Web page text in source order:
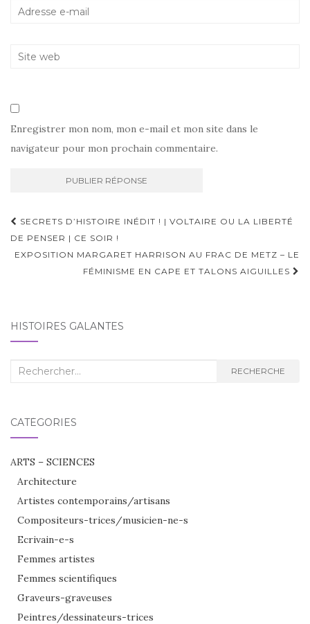
Enregistrer mon nom, mon e-mail et mon site dans le
navigateur pour mon prochain commentaire.
Navigation
d'article
SECRETS D’HISTOIRE INÉDIT !‎ | VOLTAIRE OU LA LIBERTÉ
DE PENSER | CE SOIR !
EXPOSITION MARGARET HARRISON AU FRAC DE METZ – LE
FÉMINISME EN CAPE ET TALONS AIGUILLES
HISTOIRES GALANTES
Recherche
RECHERCHE
CATÉGORIES
ARTS – SCIENCES
Architecture
Artistes contemporains/artisans
Compositeurs-trices/musicien-ne-s
Ecrivain-e-s
Femmes artistes
Femmes scientifiques
Graveurs-graveuses
Peintres/dessinateurs-trices